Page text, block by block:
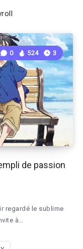
de passion
0 524 3
regardé le sublime
à…